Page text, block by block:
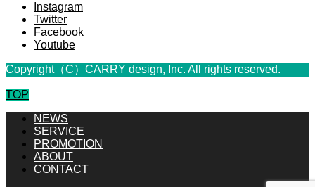
Instagram
Twitter
Facebook
Youtube
Copyright（C）CARRY design, Inc. All rights reserved.
TOP
NEWS
SERVICE
PROMOTION
ABOUT
CONTACT